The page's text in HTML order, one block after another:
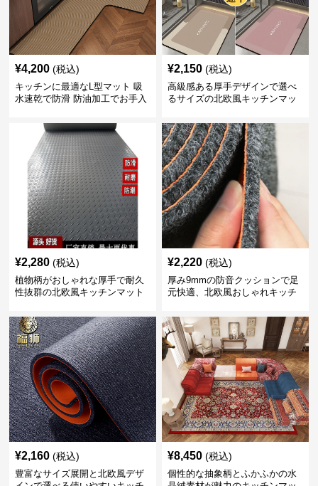
¥4,200 (税込)
キッチンに最適なL型マット 吸
水速乾で防滑 防油加工でお手入
¥2,150 (税込)
高級感ある厚手デザインで選べ
るサイズの北欧風キッチンマッ
¥2,280 (税込)
植物柄がおしゃれな厚手で耐久
性抜群の北欧風キッチンマット
¥2,220 (税込)
厚み9mmの防音クッションで足
元快適、北欧風おしゃれキッチ
¥2,160 (税込)
豊富なサイズ展開と北欧風デザ
¥8,450 (税込)
個性的な抽象柄とふかふかの水